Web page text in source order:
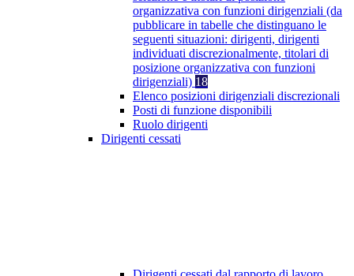
organizzativa con funzioni dirigenziali (da
pubblicare in tabelle che distinguano le
seguenti situazioni: dirigenti, dirigenti
individuati discrezionalmente, titolari di
posizione organizzativa con funzioni
dirigenziali) 18
Elenco posizioni dirigenziali discrezionali
Posti di funzione disponibili
Ruolo dirigenti
Dirigenti cessati